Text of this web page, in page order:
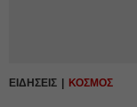
ΕΙΔΗΣΕΙΣ ΚΟΣΜΟΣ